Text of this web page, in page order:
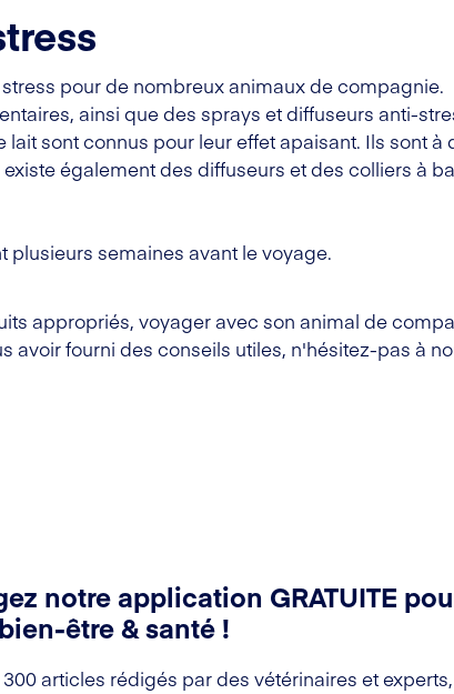
pour de nombreux animaux de compagnie.
ainsi que des sprays et diffuseurs anti-
sont connus pour leur effet apaisant. Ils sont à
également des diffuseurs et des colliers à
semaines avant le voyage.
appropriés, voyager avec son animal de
avoir fourni des conseils utiles, n'hésitez-pas à
notre application GRATUITE
être & santé !
articles rédigés par des vétérinaires et